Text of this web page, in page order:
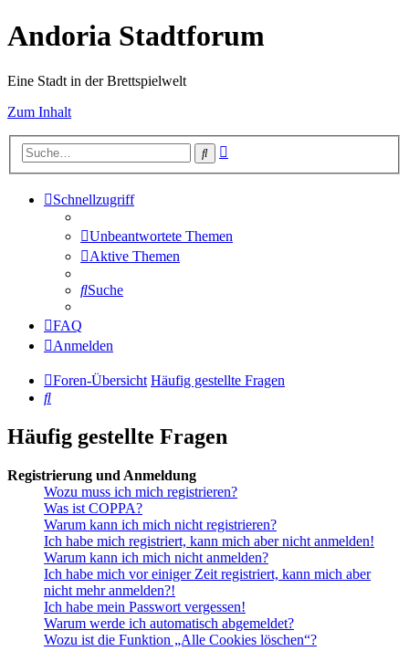
Andoria Stadtforum
Eine Stadt in der Brettspielwelt
Zum Inhalt
Suche
Schnellzugriff
Unbeantwortete Themen
Aktive Themen
Suche
FAQ
Anmelden
Foren-Übersicht Häufig gestellte Fragen
Suche
Häufig gestellte Fragen
Registrierung und Anmeldung
Wozu muss ich mich registrieren?
Was ist COPPA?
Warum kann ich mich nicht registrieren?
Ich habe mich registriert, kann mich aber nicht anmelden!
Warum kann ich mich nicht anmelden?
Ich habe mich vor einiger Zeit registriert, kann mich aber
nicht mehr anmelden?!
Ich habe mein Passwort vergessen!
Warum werde ich automatisch abgemeldet?
Wozu ist die Funktion „Alle Cookies löschen“?